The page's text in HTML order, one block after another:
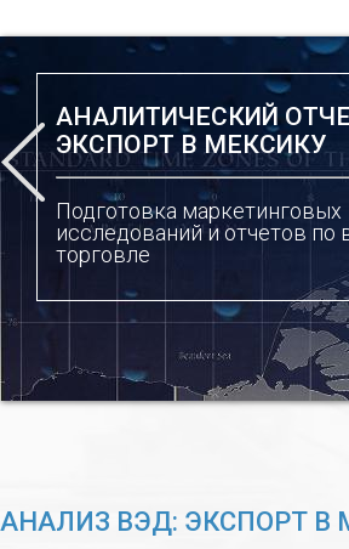
АНАЛИТИЧЕСКИЙ
ЭКСПОРТ В МЕКСИКУ
Подготовка маркетинговых
исследований и отчетов по
торговле
АНАЛИЗ ВЭД: ЭКСПОРТ В